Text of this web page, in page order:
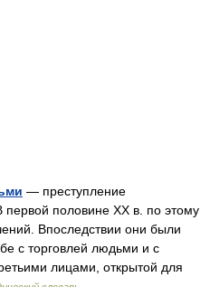
— преступление
половине XX в. по этому
Впоследствии они были
с торговлей людьми и с
лицами, открытой для